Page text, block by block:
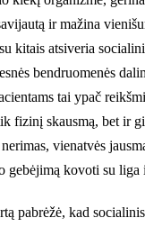
ir mažina
kitais atsiveria
bendruomenės
tai ypač
fizinį skausmą, bet ir
vienatvės
gebėjimą kovoti su
pabrėžė, kad